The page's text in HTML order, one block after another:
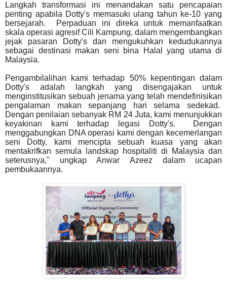
Langkah transformasi ini menandakan satu pencapaian
penting apabila Dotty's memasuki ulang tahun ke-10 yang
bersejarah. Perpaduan ini direka untuk memanfaatkan
skala operasi agresif Cili Kampung, dalam mengembangkan
jejak pasaran Dotty's dan mengukuhkan kedudukannya
sebagai destinasi makan seni bina Halal yang utama di
Malaysia.
Pengambilalihan kami terhadap 50% kepentingan dalam
Dotty's adalah langkah yang disengajakan untuk
menginstitusikan sebuah jenama yang telah mendefinisikan
pengalaman makan sepanjang hari selama sedekad.
Dengan penilaian sebanyak RM 24 Juta, kami menunjukkan
keyakinan kami terhadap legasi Dotty's. Dengan
menggabungkan DNA operasi kami dengan kecemerlangan
seni Dotty, kami mencipta sebuah kuasa yang akan
mentakrifkan semula landskap hospitaliti di Malaysia dan
seterusnya," ungkap Anwar Azeez dalam ucapan
pembukaannya.